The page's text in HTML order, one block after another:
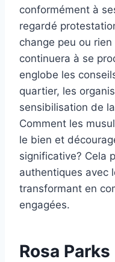
conformément à
regardé
change peu ou
continuera à se
englobe les
quartier, les
sensibilisation de
Comment les
le bien et
significative? Cela
authentiques avec
transformant en
engagées.
Rosa Parks